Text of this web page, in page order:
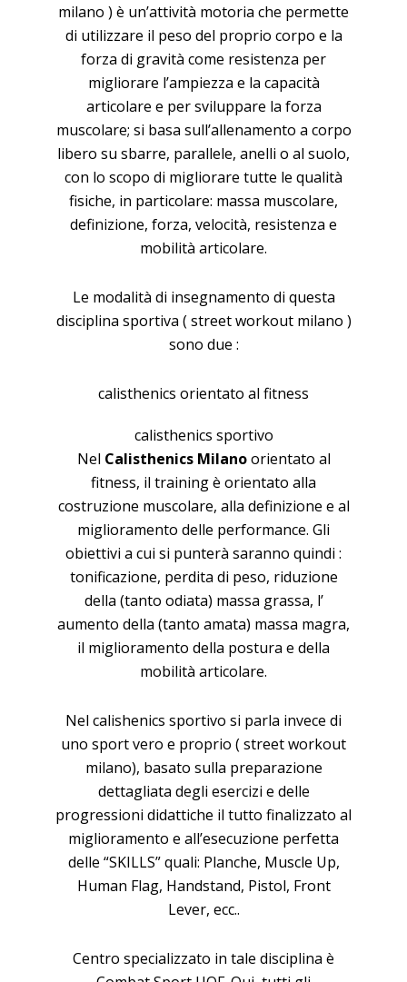
milano ) è un’attività motoria che permette
di utilizzare il peso del proprio corpo e la
forza di gravità come resistenza per
migliorare l’ampiezza e la capacità
articolare e per sviluppare la forza
muscolare; si basa sull’allenamento a corpo
libero su sbarre, parallele, anelli o al suolo,
con lo scopo di migliorare tutte le qualità
fisiche, in particolare: massa muscolare,
definizione, forza, velocità, resistenza e
mobilità articolare.
Le modalità di insegnamento di questa
disciplina sportiva ( street workout milano )
sono due :
calisthenics orientato al fitness
calisthenics sportivo
Nel Calisthenics Milanoorientato al
fitness, il training è orientato alla
costruzione muscolare, alla definizione e al
miglioramento delle performance. Gli
obiettivi a cui si punterà saranno quindi :
tonificazione, perdita di peso, riduzione
della (tanto odiata) massa grassa, l’
aumento della (tanto amata) massa magra,
il miglioramento della postura e della
mobilità articolare.
Nel calishenics sportivo si parla invece di
uno sport vero e proprio ( street workout
milano), basato sulla preparazione
dettagliata degli esercizi e delle
progressioni didattiche il tutto finalizzato al
miglioramento e all’esecuzione perfetta
delle “SKILLS” quali: Planche, Muscle Up,
Human Flag, Handstand, Pistol, Front
Lever, ecc..
Centro specializzato in tale disciplina è